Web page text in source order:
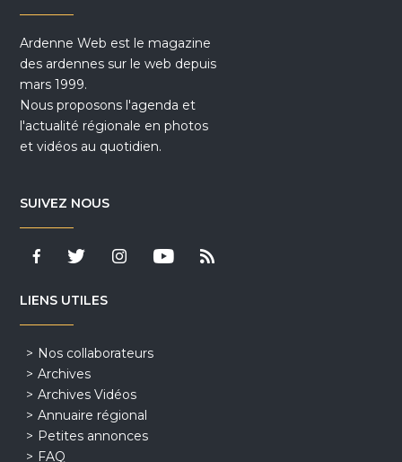
Ardenne Web est le magazine
des ardennes sur le web depuis
mars 1999.
Nous proposons l'agenda et
l'actualité régionale en photos
et vidéos au quotidien.
SUIVEZ NOUS
LIENS UTILES
Nos collaborateurs
Archives
Archives Vidéos
Annuaire régional
Petites annonces
FAQ